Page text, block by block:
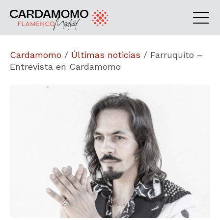
Cardamomo / Últimas noticias / Farruquito –
Entrevista en Cardamomo